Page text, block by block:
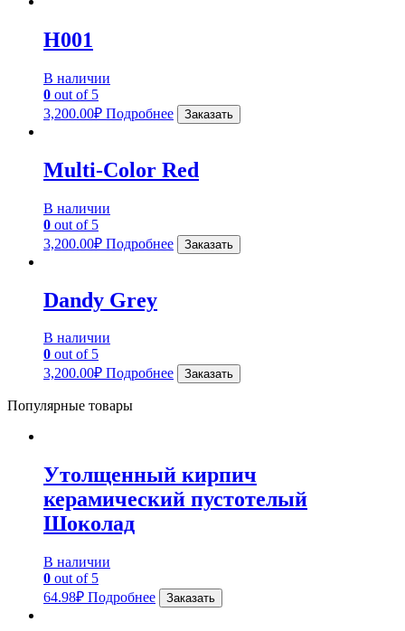
H001
В наличии
0 out of 5
3,200.00₽ Подробнее Заказать
Multi-Color Red
В наличии
0 out of 5
3,200.00₽ Подробнее Заказать
Dandy Grey
В наличии
0 out of 5
3,200.00₽ Подробнее Заказать
Популярные товары
Утолщенный кирпич
керамический пустотелый
Шоколад
В наличии
0 out of 5
64.98₽ Подробнее Заказать